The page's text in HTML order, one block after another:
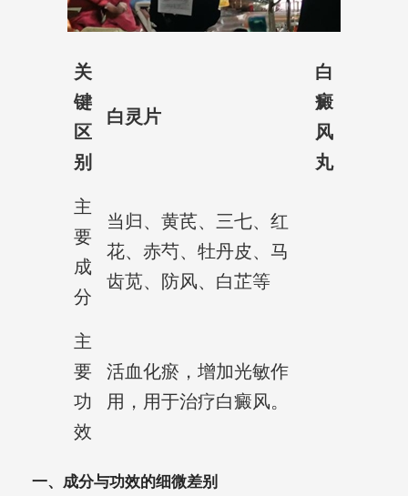
关
键
区
别
白灵片
白
癜
风
丸
主
要
成
分
当归、黄芪、三七、红
花、赤芍、牡丹皮、马
齿苋、防风、白芷等
主
要
功
效
活血化瘀，增加光敏作
用，用于治疗白癜风。
一、成分与功效的细微差别